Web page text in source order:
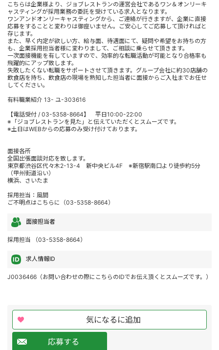
こちらは企業様より、ジョブレストランの運営会社であるワン＆オンリーキ
ャスティングが採用業務の委託を受けている求人となります。
ワンアンドオンリーキャスティングから、ご連絡が行きますが、企業に直接
応募をすることと変わりは御座いません。ご安心してご応募して頂ければと
存じます。
また、早く内定が欲しい方、給与面、待遇面にて、疑問や希望をお持ちの方
も、企業採用担当者様に変わりまして、ご相談に乗らせて頂きます。
一次面接機能を有していますので、効率的な転職活動が可能となり合格率も
飛躍的にアップ致します。
失敗したくない転職をサポートさせて頂きます。グループ会社に約30店舗の
飲食店を持ち、飲食店の現場を熟知した担当者に面接からご入社までお任せ
してください。
有料職業紹介 13- ユ-303616
【電話受付 / 03-5358-8664】 平日10:00-22:00
※「ジョブレストランを見た」と伝えていただくとスムーズです。
※土日はWEBからの応募のみ受け付けております。
面接各所
全国出張面談対応を致します。
東京都渋谷区代々木2-13-4 新中央ビル4F ※新宿駅南口より徒歩約5分
（甲州街道沿い）
横浜、さいたま
採用担当：風間
ご不明点はこちらに（03-5358-8664）
面接担当者
採用担当 （03-5358-8664）
求人情報ID
J0036466（お問い合わせの際にこちらのIDでお伝え頂くとスムーズです。）
気になるに追加
応募する